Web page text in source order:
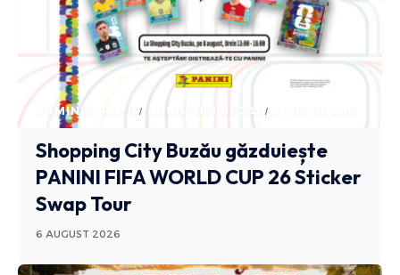
ADMINISTRATIV ANUNTURI BUZAU
Shopping City Buzău găzduiește
PANINI FIFA WORLD CUP 26 Sticker
Swap Tour
6 AUGUST 2026